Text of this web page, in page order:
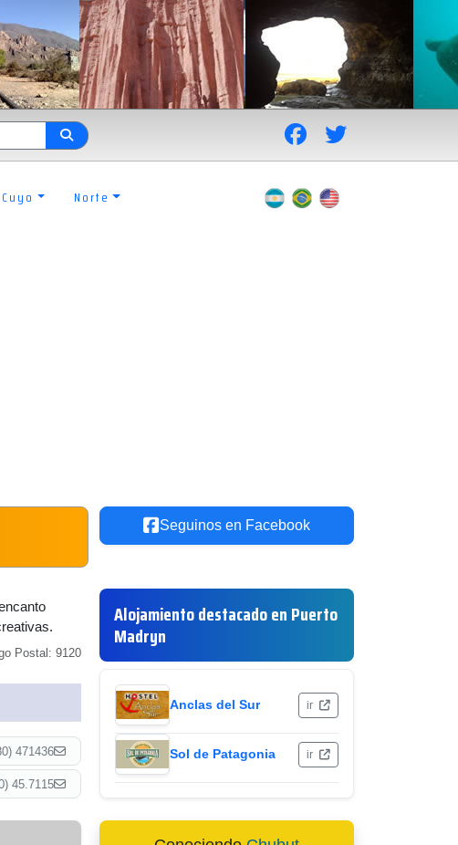
Cuyo Norte
Postal: 9120
471436
45.7115
Seguinos en Facebook
Alojamiento destacado en Puerto
Madryn
Anclas del Sur ir
Sol de Patagonia ir